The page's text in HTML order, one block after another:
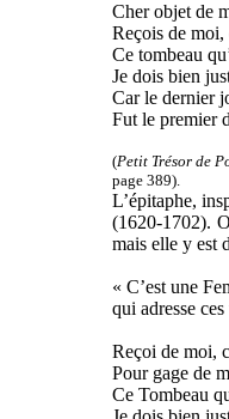
Cher objet de
Reçois de moi,
Ce tombeau
Je dois bien
Car le dernier
Fut le premier
(Petit Trésor de
page 389).
L’épitaphe,
(1620-1702).
mais elle y est
« C’est une
qui adresse
Reçoi de moi,
Pour gage de
Ce Tombeau